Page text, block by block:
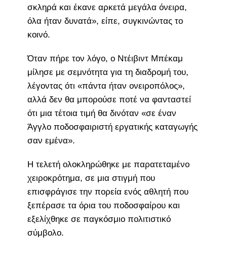
σκληρά και έκανε αρκετά μεγάλα όνειρα,
όλα ήταν δυνατά», είπε, συγκινώντας το
κοινό.
Όταν πήρε τον λόγο, ο Ντέιβιντ Μπέκαμ
μίλησε με σεμνότητα για τη διαδρομή του,
λέγοντας ότι «πάντα ήταν ονειροπόλος»,
αλλά δεν θα μπορούσε ποτέ να φανταστεί
ότι μια τέτοια τιμή θα δινόταν «σε έναν
Άγγλο ποδοσφαιριστή εργατικής καταγωγής
σαν εμένα».
Η τελετή ολοκληρώθηκε με παρατεταμένο
χειροκρότημα, σε μια στιγμή που
επισφράγισε την πορεία ενός αθλητή που
ξεπέρασε τα όρια του ποδοσφαίρου και
εξελίχθηκε σε παγκόσμιο πολιτιστικό
σύμβολο.